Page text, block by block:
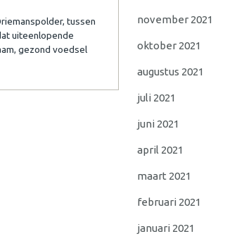
tussen
uiteenlopende
gezond voedsel
november 2021
oktober 2021
augustus 2021
juli 2021
juni 2021
april 2021
maart 2021
februari 2021
januari 2021